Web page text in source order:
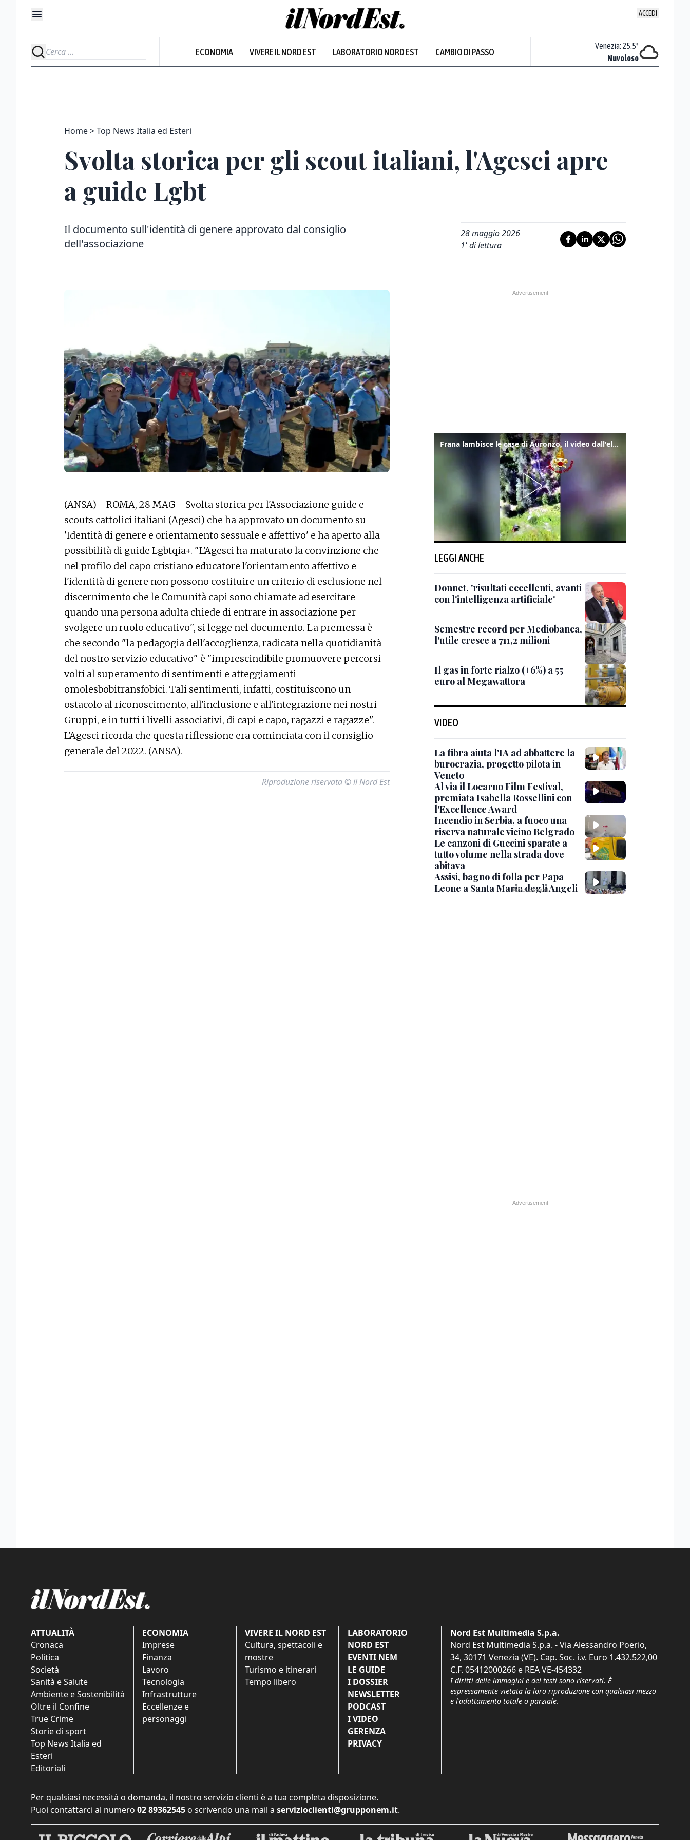
ACCEDI
ECONOMIA VIVERE IL NORD EST LABORATORIO NORD EST CAMBIO DI PASSO
Nuvoloso
Venezia: 25.5°
Nuvoloso
Home Top News Italia ed Esteri
Svolta storica per gli scout italiani, l'Agesci apre
a guide Lgbt
Il documento sull'identità di genere approvato dal consiglio
dell'associazione
28 maggio 2026
1' di lettura
(ANSA) - ROMA, 28 MAG - Svolta storica per l'Associazione guide e
scouts cattolici italiani (Agesci) che ha approvato un documento su
'Identità di genere e orientamento sessuale e affettivo' e ha aperto alla
possibilità di guide Lgbtqia+. "L'Agesci ha maturato la convinzione che
nel profilo del capo cristiano educatore l'orientamento affettivo e
l'identità di genere non possono costituire un criterio di esclusione nel
discernimento che le Comunità capi sono chiamate ad esercitare
quando una persona adulta chiede di entrare in associazione per
svolgere un ruolo educativo", si legge nel documento. La premessa è
che secondo "la pedagogia dell'accoglienza, radicata nella quotidianità
del nostro servizio educativo" è "imprescindibile promuovere percorsi
volti al superamento di sentimenti e atteggiamenti
omolesbobitransfobici. Tali sentimenti, infatti, costituiscono un
ostacolo al riconoscimento, all'inclusione e all'integrazione nei nostri
Gruppi, e in tutti i livelli associativi, di capi e capo, ragazzi e ragazze".
L'Agesci ricorda che questa riflessione era cominciata con il consiglio
generale del 2022. (ANSA).
Riproduzione riservata © il Nord Est
Frana lambisce le case di Auronzo, il video dall'elicottero dei vigili del fuoco
LEGGI ANCHE
Donnet, 'risultati eccellenti, avanti
con l'intelligenza artificiale'
Semestre record per Mediobanca,
l'utile cresce a 711,2 milioni
Il gas in forte rialzo (+6%) a 55
euro al Megawattora
VIDEO
La fibra aiuta l'IA ad abbattere la
burocrazia, progetto pilota in
Veneto
Al via il Locarno Film Festival,
premiata Isabella Rossellini con
l'Excellence Award
Incendio in Serbia, a fuoco una
riserva naturale vicino Belgrado
Le canzoni di Guccini sparate a
tutto volume nella strada dove
abitava
Assisi, bagno di folla per Papa
Leone a Santa Maria degli Angeli
ATTUALITÀ
Cronaca
Politica
Società
Sanità e Salute
Ambiente e Sostenibilità
Oltre il Confine
True Crime
Storie di sport
Top News Italia ed
Esteri
Editoriali
ECONOMIA
Imprese
Finanza
Lavoro
Tecnologia
Infrastrutture
Eccellenze e
personaggi
VIVERE IL NORD EST
Cultura, spettacoli e
mostre
Turismo e itinerari
Tempo libero
LABORATORIO
NORD EST
EVENTI NEM
LE GUIDE
I DOSSIER
NEWSLETTER
PODCAST
I VIDEO
GERENZA
PRIVACY
Nord Est Multimedia S.p.a.
Nord Est Multimedia S.p.a. - Via Alessandro Poerio,
34, 30171 Venezia (VE). Cap. Soc. i.v. Euro 1.432.522,00
C.F. 05412000266 e REA VE-454332
I diritti delle immagini e dei testi sono riservati. È
espressamente vietata la loro riproduzione con qualsiasi mezzo
e l'adattamento totale o parziale.
Per qualsiasi necessità o domanda, il nostro servizio clienti è a tua completa disposizione.
Puoi contattarci al numero 02 89362545 o scrivendo una mail a servizioclienti@grupponem.it.